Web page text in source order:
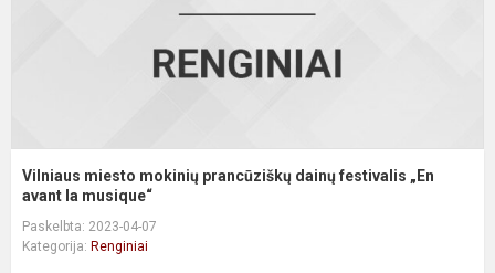
Vilniaus miesto mokinių prancūziškų dainų festivalis „En
avant la musique“
Paskelbta: 2023-04-07
Kategorija: Renginiai